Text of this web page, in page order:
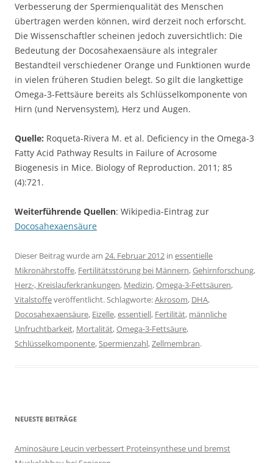
Verbesserung der Spermienqualität des Menschen
übertragen werden können, wird derzeit noch erforscht.
Die Wissenschaftler scheinen jedoch zuversichtlich: Die
Bedeutung der Docosahexaensäure als integraler
Bestandteil verschiedener Orange und Funktionen wurde
in vielen früheren Studien belegt. So gilt die langkettige
Omega-3-Fettsäure bereits als Schlüsselkomponente von
Hirn (und Nervensystem), Herz und Augen.
Quelle: Roqueta-Rivera M. et al. Deficiency in the Omega-3
Fatty Acid Pathway Results in Failure of Acrosome
Biogenesis in Mice. Biology of Reproduction. 2011; 85
(4):721.
Weiterführende Quellen: Wikipedia-Eintrag zur
Docosahexaensäure
Dieser Beitrag wurde am 24. Februar 2012 in essentielle
Mikronährstoffe, Fertilitätsstörung bei Männern,Gehirnforschung,
Herz-, Kreislauferkrankungen, Medizin,Omega-3-Fettsäuren,
Vitalstoffeveröffentlicht. Schlagworte:Akrosom, DHA,
Docosahexaensäure, Eizelle,essentiell, Fertilität, männliche
Unfruchtbarkeit, Mortalität,Omega-3-Fettsäure,
Schlüsselkomponente,Spermienzahl,Zellmembran.
NEUESTE BEITRÄGE
Aminosäure Leucin verbessert Proteinsynthese und bremst